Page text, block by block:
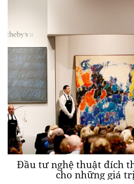
Đầu tư nghệ thuật đích
cho những giá